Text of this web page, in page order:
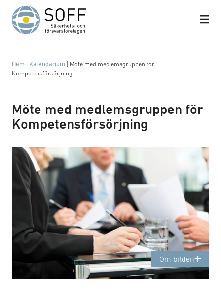
Hoppa till innehåll
Hem Kalendarium
Möte med medlemsgruppen för
Kompetensförsörjning
Möte med medlemsgruppen för
Kompetensförsörjning
Om bilden
Business meeting with work on contract